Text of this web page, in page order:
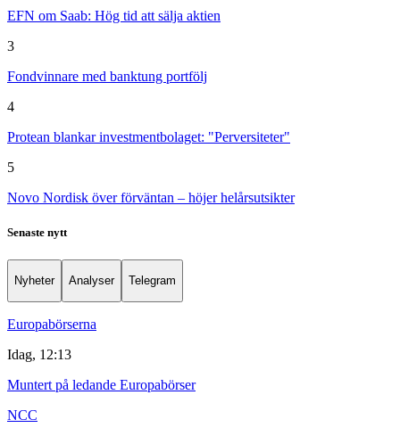
EFN om Saab: Hög tid att sälja aktien
3
Fondvinnare med banktung portfölj
4
Protean blankar investmentbolaget: "Perversiteter"
5
Novo Nordisk över förväntan – höjer helårsutsikter
Senaste nytt
Nyheter Analyser Telegram
Europabörserna
Idag, 12:13
Muntert på ledande Europabörser
NCC